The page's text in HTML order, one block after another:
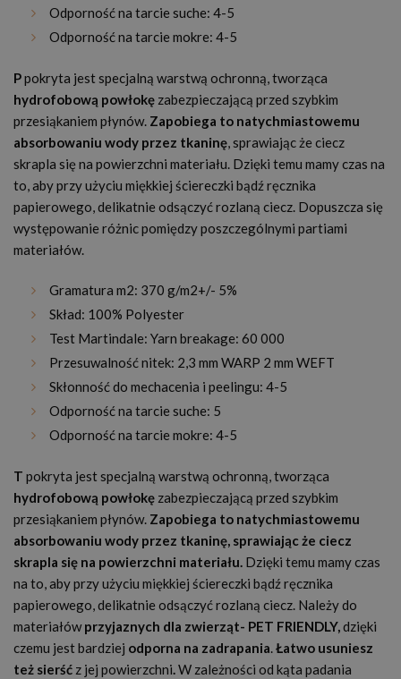
Odporność na tarcie suche: 4-5
Odporność na tarcie mokre: 4-5
Ppokryta jest specjalną warstwą ochronną, tworząca
hydrofobową powłokę zabezpieczającą przed szybkim
przesiąkaniem płynów. Zapobiega to natychmiastowemu
absorbowaniu wody przez tkaninę, sprawiając że ciecz
skrapla się na powierzchni materiału. Dzięki temu mamy czas na
to, aby przy użyciu miękkiej ściereczki bądź ręcznika
papierowego, delikatnie odsączyć rozlaną ciecz. Dopuszcza się
występowanie różnic pomiędzy poszczególnymi partiami
materiałów.
Gramatura m2: 370 g/m2+/- 5%
Skład: 100% Polyester
Test Martindale: Yarn breakage: 60 000
Przesuwalność nitek: 2,3 mm WARP 2 mm WEFT
Skłonność do mechacenia i peelingu: 4-5
Odporność na tarcie suche: 5
Odporność na tarcie mokre: 4-5
T pokryta jest specjalną warstwą ochronną, tworząca
hydrofobową powłokę zabezpieczającą przed szybkim
przesiąkaniem płynów. Zapobiega to natychmiastowemu
absorbowaniu wody przez tkaninę, sprawiając że ciecz
skrapla się na powierzchni materiału. Dzięki temu mamy czas
na to, aby przy użyciu miękkiej ściereczki bądź ręcznika
papierowego, delikatnie odsączyć rozlaną ciecz. Należy do
materiałówprzyjaznych dla zwierząt- PET FRIENDLY,dzięki
czemu jest bardziej odporna na zadrapania.Łatwo usuniesz
też sierść z jej powierzchni.W zależności od kąta padania